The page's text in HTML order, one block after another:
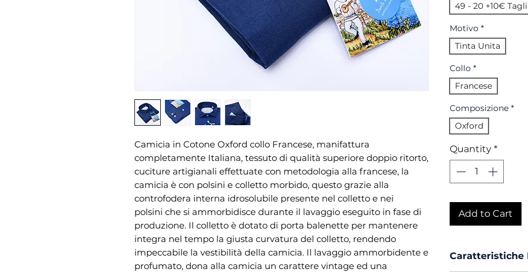
Camicia in Cotone Oxford collo Francese, manifattura
completamente Italiana, tessuto di qualità superiore doppio ritorto,
cuciture artigianali effettuate con metodologia alla francese, la
camicia è con polsini e colletto morbido, questo grazie alla
controfodera interna idrosolubile presente nel colletto e nei
polsini che si ammorbidisce durante il lavaggio eseguito in fase di
produzione. Il colletto è dotato di porta balenette per mantenere
integra nel tempo la giusta curvatura del colletto, rendendo
impeccabile la vestibilità della camicia. Il lavaggio ammorbidente e
profumato, dona alla camicia un carattere vintage ed una
49 - 20 +10€
Motivo *
Tinta Unita
Collo *
Francese
Composizione *
Oxford
Quantity *
Add to Cart
Caratteristiche